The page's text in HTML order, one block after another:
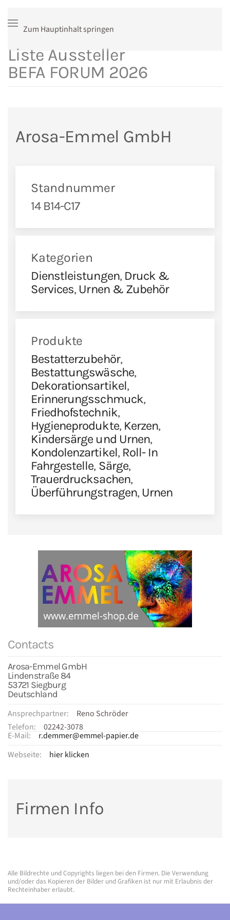
Zum Hauptinhalt springen
Liste Aussteller
BEFA FORUM 2026
Arosa-Emmel GmbH
Standnummer
14 B14-C17
Kategorien
Dienstleistungen, Druck &
Services, Urnen & Zubehör
Produkte
Bestatterzubehör,
Bestattungswäsche,
Dekorationsartikel,
Erinnerungsschmuck,
Friedhofstechnik,
Hygieneprodukte, Kerzen,
Kindersärge und Urnen,
Kondolenzartikel, Roll- In
Fahrgestelle, Särge,
Trauerdrucksachen,
Überführungstragen, Urnen
Contacts
Arosa-Emmel GmbH
Lindenstraße 84
53721 Siegburg
Deutschland
Ansprechpartner:
Reno Schröder
Telefon:
02242-3078
E-Mail:
r.demmer@emmel-papier.de
Webseite:
hier klicken
Firmen Info
Alle Bildrechte und Copyrights liegen bei den Firmen. Die Verwendung
und/oder das Kopieren der Bilder und Grafiken ist nur mit Erlaubnis der
Rechteinhaber erlaubt.